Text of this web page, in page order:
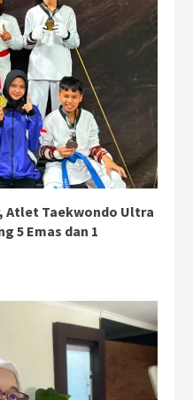
Atlet Taekwondo Ultra
5 Emas dan 1